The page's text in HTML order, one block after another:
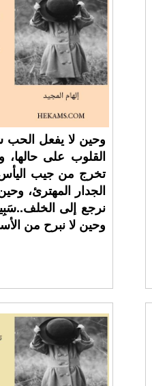
وحين لا يفعل الحب
القلوب على حالها،
تخرج من جيب
الجدار المهترئ،
نرجع إلى
وحين لا نبرح من